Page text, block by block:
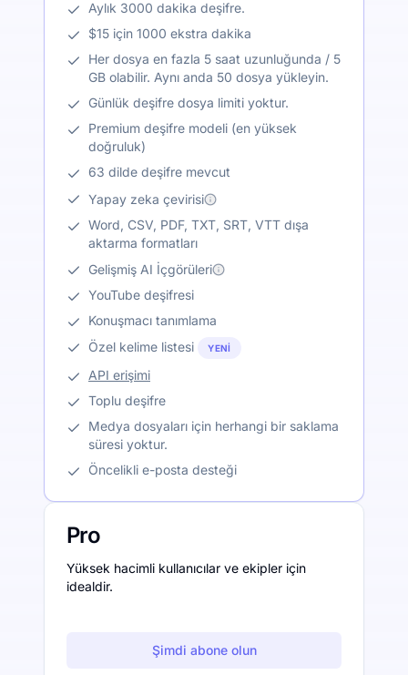
Aylık 3000 dakika deşifre.
$15 için 1000 ekstra dakika
Her dosya en fazla 5 saat uzunluğunda / 5
GB olabilir. Aynı anda 50 dosya yükleyin.
Günlük deşifre dosya limiti yoktur.
Premium deşifre modeli (en yüksek
doğruluk)
63 dilde deşifre mevcut
Yapay zeka çevirisi
Word, CSV, PDF, TXT, SRT, VTT dışa
aktarma formatları
Gelişmiş AI İçgörüleri
YouTube deşifresi
Konuşmacı tanımlama
Özel kelime listesi
YENI
API erişimi
Toplu deşifre
Medya dosyaları için herhangi bir saklama
süresi yoktur.
Öncelikli e-posta desteği
Pro
Yüksek hacimli kullanıcılar ve ekipler için
idealdir.
Şimdi abone olun